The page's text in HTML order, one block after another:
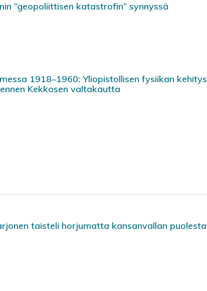
”geopoliittisen katastrofin” synnyssä
1918–1960: Yliopistollisen fysiikan kehitys
Kekkosen valtakautta
taisteli horjumatta kansanvallan puolesta